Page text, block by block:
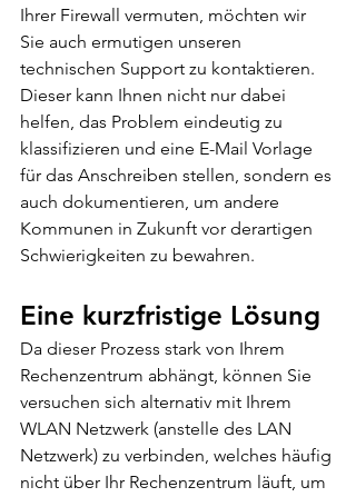
Ihrer Firewall vermuten, möchten wir
Sie auch ermutigen unseren
technischen Support zu kontaktieren.
Dieser kann Ihnen nicht nur dabei
helfen, das Problem eindeutig zu
klassifizieren und eine E-Mail Vorlage
für das Anschreiben stellen, sondern es
auch dokumentieren, um andere
Kommunen in Zukunft vor derartigen
Schwierigkeiten zu bewahren.
Eine kurzfristige Lösung
Da dieser Prozess stark von Ihrem
Rechenzentrum abhängt, können Sie
versuchen sich alternativ mit Ihrem
WLAN Netzwerk (anstelle des LAN
Netzwerk) zu verbinden, welches häufig
nicht über Ihr Rechenzentrum läuft, um